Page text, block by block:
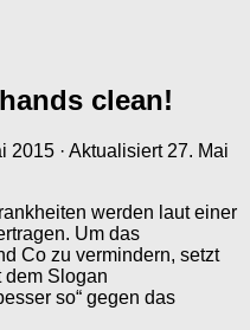
clean!
2015 · Aktualisiert 27. Mai
werden laut einer
Um das
Co zu vermindern, setzt
dem Slogan
so“ gegen das